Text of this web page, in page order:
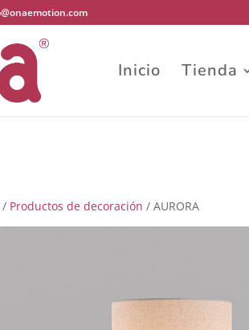
Inicio Tienda
/ Productos de decoración / AURORA